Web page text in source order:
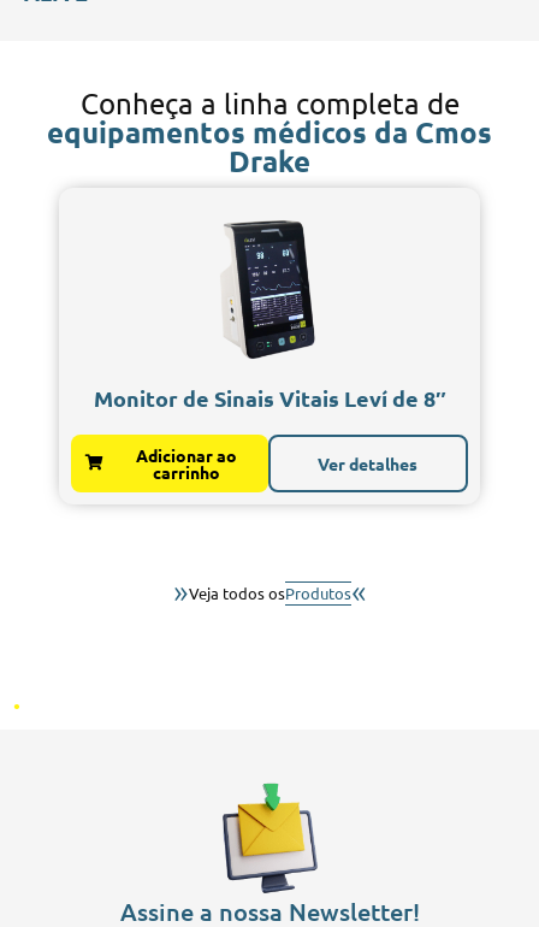
Conheça a linha completa de
equipamentos médicos da Cmos
Drake
Monitor de Sinais Vitais Leví de 8″
Adicionar ao
carrinho Ver detalhes
»Veja todos osProdutos«
.
Assine a nossa Newsletter!